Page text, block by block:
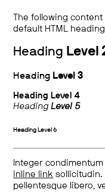
The following
default HTML
Heading Level
Heading Level 3
Heading Level 4
HeadingLevel 5
Heading Level 6
Integer
inline link sollicitudin.
pellentesque libero,